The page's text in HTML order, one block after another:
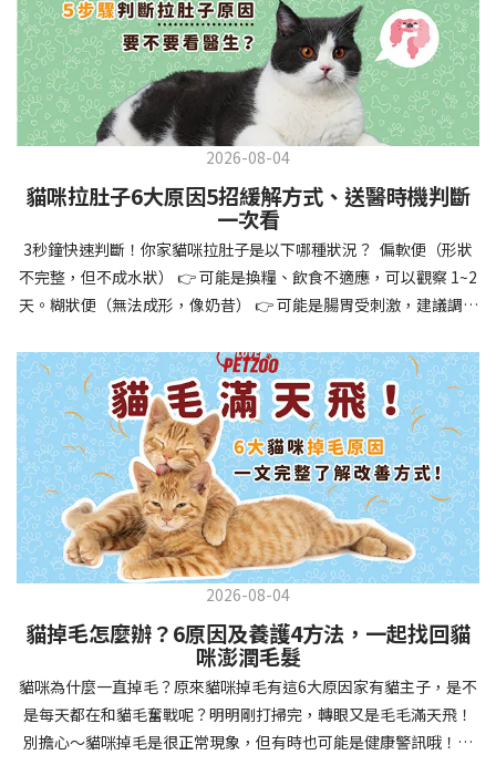
質，有效降低居家意外風險。規律的如廁訓練則能養成良好衛生習
慣，讓家中環境保持乾淨舒適。增強溝通與信任關係訓練過程就像
建立一種共同語言，幫助你和幼犬更好地理解彼此。當幼犬學會回
應你的指令，不只增加了互動機會，也建立了主人作為領導者的地
位。正向獎勵式訓練更能培養幼犬對你的信任感，強化情感連結，
創造更和諧的相處模式。培養社交技能與適應能力及早接觸各種環
境和刺激，能幫助幼犬成長為自信穩定的成犬。適當的社會化訓練
讓牠們學會如何與其他狗狗、動物和人類和平相處，減少恐懼或攻
擊行為。這種適應能力使幼犬未來能從容面對獸醫檢查、美容
salon、寄宿或旅行等各種情境，大大提升生活品質。 訓練幼犬不只
是教會指令，更是塑造性格和習慣的過程！ 透過耐心且一致的訓
練，你不僅能擁有一隻聽話的好狗狗，更能建立起相互尊重的終身
相處中獲得回報狗狗訓練指南，六步驟培養幼犬開始幼犬訓練時，
系統性的方法能帶來最佳效果。從信任建立到習慣養成，每個階段
都至關重要，缺一不可。良好的訓練應循序漸進，把握幼犬成長敏
感期，以積極正向的方式引導。遵循這六個步驟，即使是第一次養
狗的新手，也能輕鬆將調皮的小狗訓練成聽話的好夥伴！建立信任
基礎 幼犬訓練的第一步不是教指令，而是建立信任。剛到新家的幼
犬可能感到緊張不安，給予適當空間適應環境很重要。用溫柔的聲
音交談，提供安全舒適的窩，維持規律的餵食和如廁時間，讓幼犬
感到安心。輕輕撫摸、溫柔擁抱，每天安排固定玩耍時間，這些都
任你後，可開始教導基本指令。從簡單的「坐下」開始，再逐步學
習「趴下」、「等待」和「過來」。每次訓練保持在5-10分鐘內，
避免幼犬注意力分散。使用清晰一致的口令和手勢，成功時立即給
予獎勵和讚美。記住，重複是學習的關鍵，每天多次短時間練習效
果最佳。調整日常行為除了基本指令，幼犬還需學習生活禮儀。如
2026-08-04
貓咪拉肚子6大原因5招緩解方式、送醫時機判斷
一次看
3秒鐘快速判斷！你家貓咪拉肚子是以下哪種狀況？ 偏軟便（形狀
不完整，但不成水狀） 👉 可能是換糧、飲食不適應，可以觀察 1~2
天。糊狀便（無法成形，像奶昔） 👉 可能是腸胃受刺激，建議調整
若超過 24 小時沒改善，建議就醫。血便（帶血絲或黑色糞便） 👉
可能是嚴重腸胃問題，應立即帶去獸醫院！想知道貓咪拉肚子的真
正原因，只要透過 5 個簡單步驟，就能判斷問題嚴重性，決定是否
需要就醫！接下來我們一起來看看該怎麼做吧！🐾 貓咪拉肚子怎麼
辦？5步驟判斷貓咪拉肚子是否需要馬上看醫生貓咪拉肚子的因素與
許多原因有關，更換食物、誤食異物或不乾淨的東西、寄生蟲、其
他疾病。 5 步驟判斷貓咪拉肚子原因，要不要看醫生？當貓咪拉肚
子時，不用慌張！透過以下 5 個步驟，就能快速判斷原因，並決定
是否需要帶去獸醫院。📌 貓咪拉肚子判斷步驟1：觀察糞便的狀態：
糞便質地是關鍵！不同形態代表不同的腸胃狀況📌 貓咪拉肚子判斷
步驟2：回想最近的飲食變化：有沒有突然換飼料或罐頭？ 有沒有吃
到新零食或人類食物？ 是否誤食異物？📌 貓咪拉肚子判斷步驟3：
確認環境與生活作息：最近是否搬家、換貓砂、新成員加入？ 天氣
是否有變化？ 飼主是否長時間外出？📌 貓咪拉肚子判斷步驟4：觀
察貓咪的精神與食慾：貓咪精神好嗎？、食慾是否正常？，可先觀
2026-08-04
貓掉毛怎麼辦？6原因及養護4方法，一起找回貓
咪澎潤毛髮
貓咪為什麼一直掉毛？原來貓咪掉毛有這6大原因家有貓主子，是不
是每天都在和貓毛奮戰呢？明明剛打掃完，轉眼又是毛毛滿天飛！
別擔心～貓咪掉毛是很正常現象，但有時也可能是健康警訊哦！以